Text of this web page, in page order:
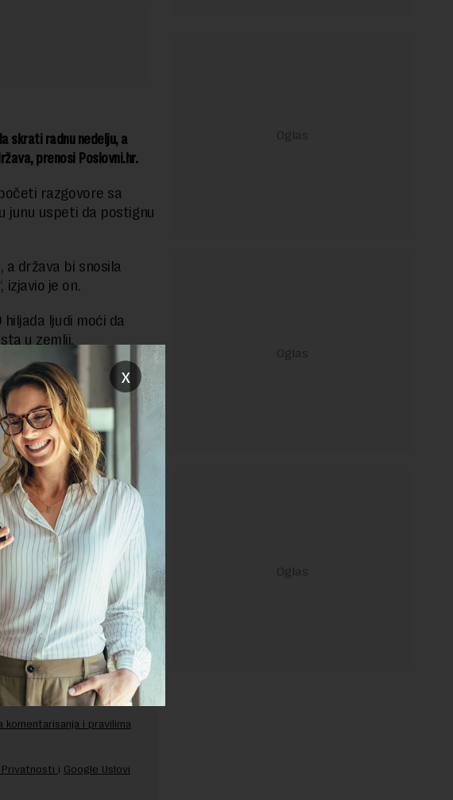
skrati radnu nedelju, a
prenosi Poslovni.hr.
razgovore sa
junu uspeti da postignu
a država bi snosila
izjavio je on.
ljudi moći da
u zemlji.
komisije.
izvora i uz postavljanje linka
komentarisanja i pravilima
i Google Uslovi
x